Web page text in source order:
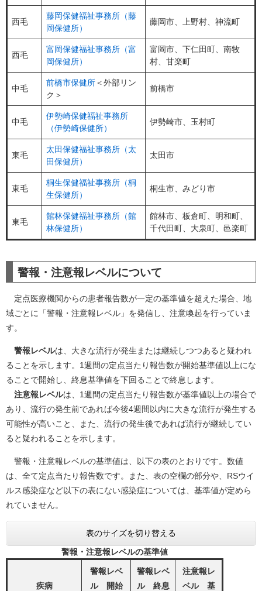
西毛
藤岡保健福祉事務所（藤
岡保健所）
藤岡市、上野村、神流町
西毛
富岡保健福祉事務所（富
岡保健所）
富岡市、下仁田町、南牧
村、甘楽町
中毛
前橋市保健所＜外部リン
ク＞
前橋市
中毛
伊勢崎保健福祉事務所
（伊勢崎保健所）
伊勢崎市、玉村町
東毛
太田保健福祉事務所（太
田保健所）
太田市
東毛
桐生保健福祉事務所（桐
生保健所）
桐生市、みどり市
東毛
館林保健福祉事務所（館
林保健所）
館林市、板倉町、明和町、
千代田町、大泉町、邑楽町
警報・注意報レベルについて
定点医療機関からの患者報告数が一定の基準値を超えた場合、地
域ごとに「警報・注意報レベル」を発信し、注意喚起を行っていま
す。
警報レベルは、大きな流行が発生または継続しつつあると疑われ
ることを示します。1週間の定点当たり報告数が開始基準値以上にな
ることで開始し、終息基準値を下回ることで終息します。
注意報レベルは、1週間の定点当たり報告数が基準値以上の場合で
あり、流行の発生前であれば今後4週間以内に大きな流行が発生する
可能性が高いこと、また、流行の発生後であれば流行が継続してい
ると疑われることを示します。
警報・注意報レベルの基準値は、以下の表のとおりです。数値
は、全て定点当たり報告数です。また、表の空欄の部分や、RSウイ
ルス感染症など以下の表にない感染症については、基準値が定めら
れていません。
表のサイズを切り替える
警報・注意報レベルの基準値
疾病
警報レベ
ル
開始
警報レベ
ル 終息
注意報レ
ベル 基